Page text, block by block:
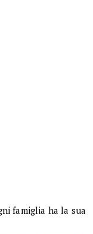
famiglia ha la sua